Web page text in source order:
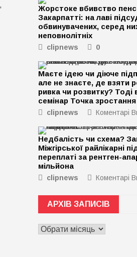
Жорстоке вбивство
Закарпатті: на лаві
обвинувачених, серед
неповнолітніх
clipnews 0
Маєте ідею чи діюче
але не знаєте, де взяти
ривка чи розвитку? Тоді
семінар Точка
clipnews Коментарі
Недбалість чи схема?
Міжгірської райлікарні
переплаті за рентген-
мільйона
clipnews Коментарі
АРХІВ ЗАПИСІВ
АРХІВ
ЗАПИСІВ